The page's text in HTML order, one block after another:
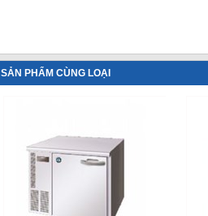
SẢN PHẨM CÙNG LOẠI